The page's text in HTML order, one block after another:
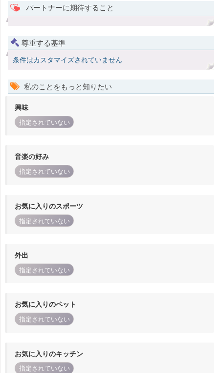
パートナーに期待すること
尊重する基準
条件はカスタマイズされていません
私のことをもっと知りたい
興味
指定されていない
音楽の好み
指定されていない
お気に入りのスポーツ
指定されていない
外出
指定されていない
お気に入りのペット
指定されていない
お気に入りのキッチン
指定されていない